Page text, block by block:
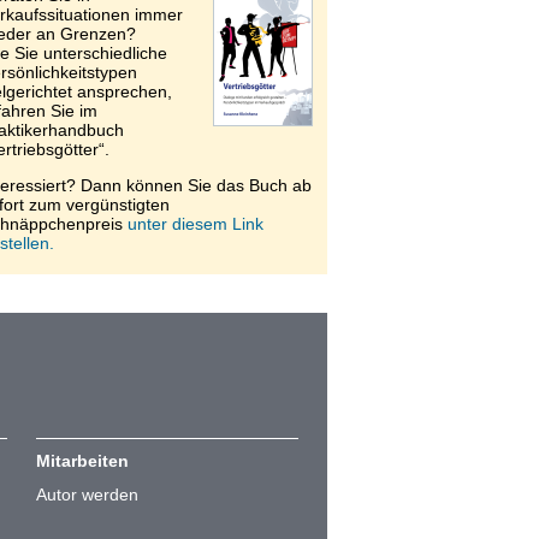
immer
an Grenzen?
Sie unterschiedliche
ansprechen,
Sie im
Dann können Sie das Buch ab
zum vergünstigten
unter diesem Link
Mitarbeiten
Autor werden